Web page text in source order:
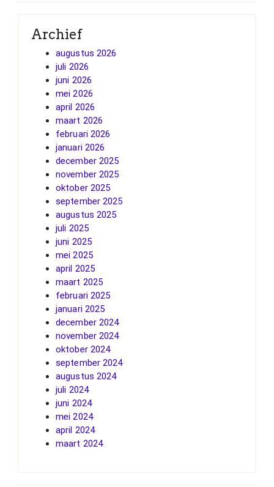
Archief
augustus 2026
juli 2026
juni 2026
mei 2026
april 2026
maart 2026
februari 2026
januari 2026
december 2025
november 2025
oktober 2025
september 2025
augustus 2025
juli 2025
juni 2025
mei 2025
april 2025
maart 2025
februari 2025
januari 2025
december 2024
november 2024
oktober 2024
september 2024
augustus 2024
juli 2024
juni 2024
mei 2024
april 2024
maart 2024